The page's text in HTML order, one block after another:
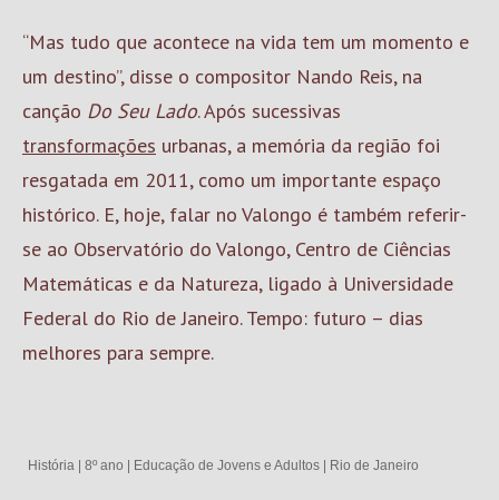
“Mas tudo que acontece na vida tem um momento e
um destino”, disse o compositor Nando Reis, na
canção Do Seu Lado. Após sucessivas
transformações urbanas, a memória da região foi
resgatada em 2011, como um importante espaço
histórico. E, hoje, falar no Valongo é também referir-
se ao Observatório do Valongo, Centro de Ciências
Matemáticas e da Natureza, ligado à Universidade
Federal do Rio de Janeiro. Tempo: futuro – dias
melhores para sempre.
História 8º ano Educação de Jovens e Adultos Rio de Janeiro